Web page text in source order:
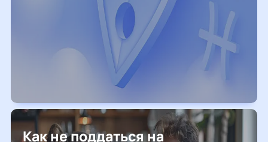
Как не поддаться на